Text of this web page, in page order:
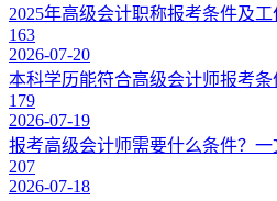
2025年高级会计职称报考条件及
163
2026-07-20
本科学历能符合高级会计师报考条
179
2026-07-19
报考高级会计师需要什么条件？一
207
2026-07-18